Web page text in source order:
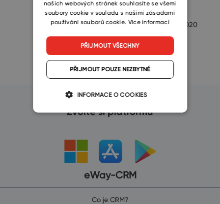
Ondrej
9/3/2020
Zvolte si platformu
eWay-CRM
Co je CRM?
našich webových stránek souhlasíte se všemi
soubory cookie v souladu s našimi zásadami
používání souborů cookie. Více informací
PŘIJMOUT VŠECHNY
PŘIJMOUT POUZE NEZBYTNÉ
INFORMACE O COOKIES